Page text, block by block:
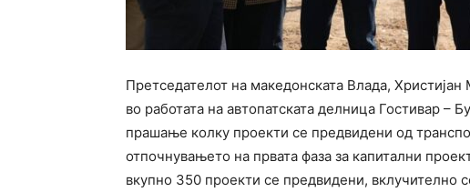
Претседателот на македонската Влада,
во работата на автопатската делница Гостивар –
прашање колку проекти се предвидени од
отпочнувањето на првата фаза за капитални
вкупно 350 проекти се предвидени, вклучително